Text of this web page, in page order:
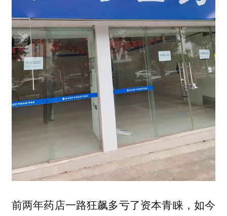
前两年药店一路狂飙多亏了资本青睐，如今